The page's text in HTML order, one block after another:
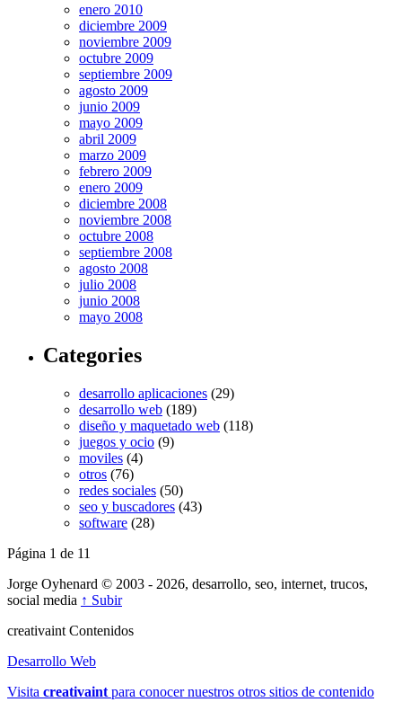
enero 2010
diciembre 2009
noviembre 2009
octubre 2009
septiembre 2009
agosto 2009
junio 2009
mayo 2009
abril 2009
marzo 2009
febrero 2009
enero 2009
diciembre 2008
noviembre 2008
octubre 2008
septiembre 2008
agosto 2008
julio 2008
junio 2008
mayo 2008
Categories
desarrollo aplicaciones (29)
desarrollo web (189)
diseño y maquetado web (118)
juegos y ocio (9)
moviles (4)
otros (76)
redes sociales (50)
seo y buscadores (43)
software (28)
Página 1 de 11
Jorge Oyhenard © 2003 - 2026, desarrollo, seo, internet, trucos,
social media ↑ Subir
creativaint Contenidos
Desarrollo Web
Visita creativaint para conocer nuestros otros sitios de contenido